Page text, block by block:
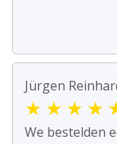
Jürgen
★ ★ ★ ★
We bestelden